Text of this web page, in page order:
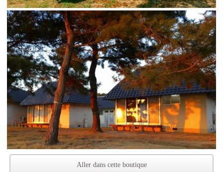
Aller dans cette boutique